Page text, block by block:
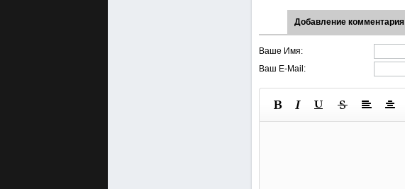
Добавление комментария
Ваше Имя:
Ваш E-Mail: